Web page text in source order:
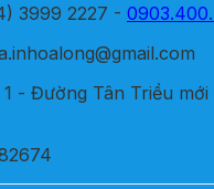
3999 2227 -
1 - Đường Tân Triều